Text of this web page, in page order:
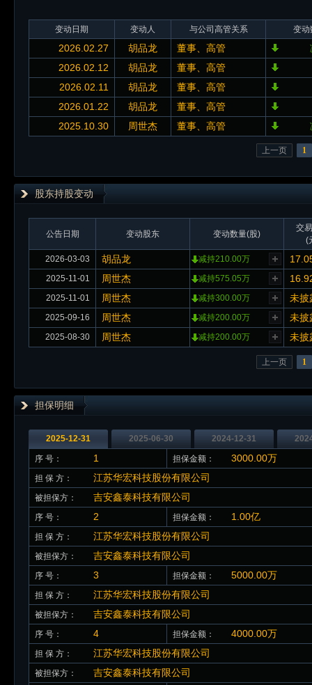
变动日期 变动人 与公司高管关系 变动
2026.02.27 胡品龙 董事、高管
2026.02.12
胡品龙
董事、高管
2026.02.11
胡品龙
董事、高管
2026.01.22
胡品龙
董事、高管
2025.10.30
周世杰 董事、高管
上一页 1
股东持股变动
公告日期 变动股东 变动数量(股)
交
(
2026-03-03
胡品龙 减持210.00万
2025-11-01 周世杰 减持575.05万
2025-11-01 周世杰 减持300.00万 未披
2025-09-16 周世杰 减持200.00万 未披
2025-08-30 周世杰 减持200.00万 未披
上一页 1
担保明细
2025-12-31 2025-06-30 2024-12-31
序 号： 1 担保金额： 3000.00万
担 保 方： 江苏华宏科技股份有限公司
被担保方： 吉安鑫泰科技有限公司
序 号： 2 担保金额： 1.00亿
担 保 方： 江苏华宏科技股份有限公司
被担保方： 吉安鑫泰科技有限公司
序 号： 3 担保金额： 5000.00万
担 保 方： 江苏华宏科技股份有限公司
被担保方： 吉安鑫泰科技有限公司
序 号： 4 担保金额： 4000.00万
担 保 方： 江苏华宏科技股份有限公司
被担保方： 吉安鑫泰科技有限公司